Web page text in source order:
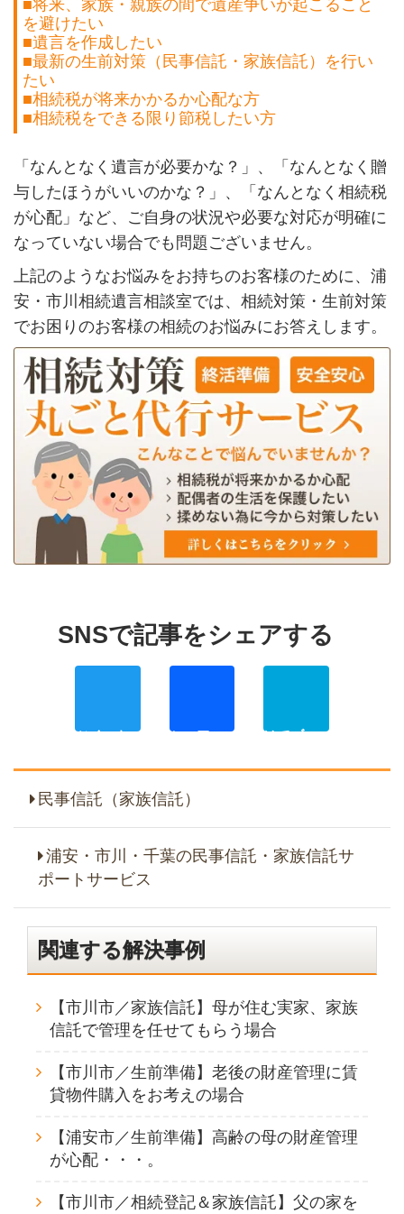
■将来、家族・親族の間で遺産争いが起こること
を避けたい
■遺言を作成したい
■最新の生前対策（民事信託・家族信託）を行い
たい
■相続税が将来かかるか心配な方
■相続税をできる限り節税したい方
「なんとなく遺言が必要かな？」、「なんとなく贈
与したほうがいいのかな？」、「なんとなく相続税
が心配」など、ご自身の状況や必要な対応が明確に
なっていない場合でも問題ございません。
上記のようなお悩みをお持ちのお客様のために、浦
安・市川相続遺言相談室では、相続対策・生前対策
でお困りのお客様の相続のお悩みにお答えします。
民事信託（家族信託）
浦安・市川・千葉の民事信託・家族信託サ
ポートサービス
関連する解決事例
【市川市／家族信託】母が住む実家、家族
信託で管理を任せてもらう場合
【市川市／生前準備】老後の財産管理に賃
貸物件購入をお考えの場合
【浦安市／生前準備】高齢の母の財産管理
が心配・・・。
【市川市／相続登記＆家族信託】父の家を